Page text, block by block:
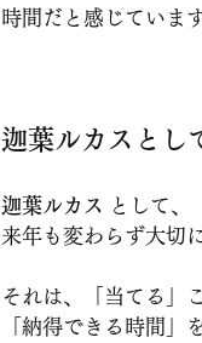
時間だと感じています
迦葉ルカスとし
迦葉ルカス
として、
来年も変わらず大切
それは、「当てる」
「納得できる時間」